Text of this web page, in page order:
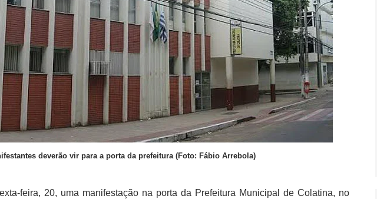
deverão vir para a porta da prefeitura (Foto: Fábio Arrebola)
feira, 20, uma manifestação na porta da Prefeitura Municipal de Colatina, no